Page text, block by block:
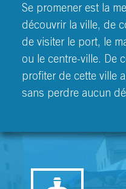
Se promener est la
découvrir la ville, de
de visiter le port, le
ou le centre-ville. De
profiter de cette ville
sans perdre aucun